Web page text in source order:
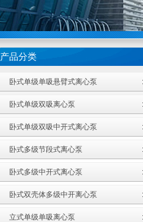
产品分类
卧式单级单吸悬臂式离心泵
卧式单级双吸离心泵
卧式单级双吸中开式离心泵
卧式多级节段式离心泵
卧式多级中开式离心泵
卧式双壳体多级中开离心泵
立式单级单吸离心泵